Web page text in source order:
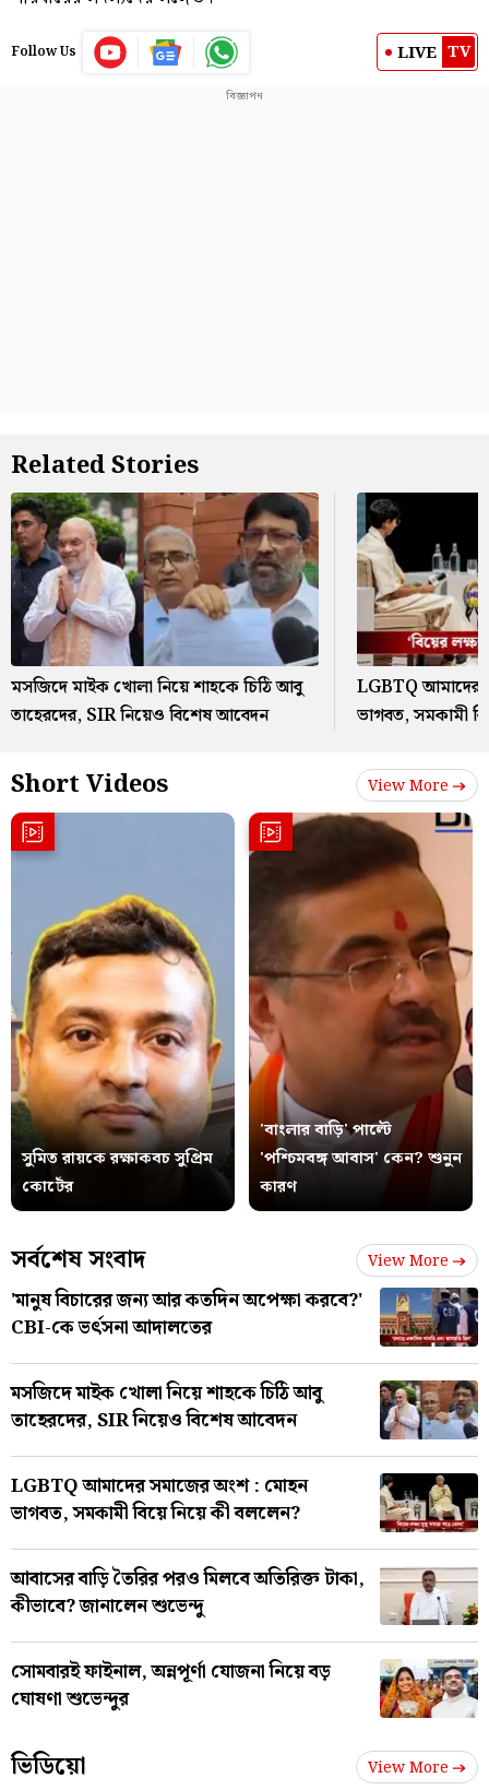
Follow Us LIVE TV
Related Stories
মসজিদে মাইক খোলা নিয়ে শাহকে চিঠি আবু
তাহেরদের, SIR নিয়েও বিশেষ আবেদন
LGBTQ আমাদের
ভাগবত, সমকামী
Short Videos View More
সুমিত রায়কে রক্ষাকবচ সুপ্রিম
কোর্টের
'বাংলার বাড়ি' পাল্টে
'পশ্চিমবঙ্গ আবাস' কেন? শুনুন
কারণ
সর্বশেষ সংবাদ View More
'মানুষ বিচারের জন্য আর কতদিন অপেক্ষা করবে?'
CBI-কে ভর্ৎসনা আদালতের
মসজিদে মাইক খোলা নিয়ে শাহকে চিঠি আবু
তাহেরদের, SIR নিয়েও বিশেষ আবেদন
LGBTQ আমাদের সমাজের অংশ : মোহন
ভাগবত, সমকামী বিয়ে নিয়ে কী বললেন?
আবাসের বাড়ি তৈরির পরও মিলবে অতিরিক্ত টাকা,
কীভাবে? জানালেন শুভেন্দু
সোমবারই ফাইনাল, অন্নপূর্ণা যোজনা নিয়ে বড়
ঘোষণা শুভেন্দুর
ভিডিয়ো View More